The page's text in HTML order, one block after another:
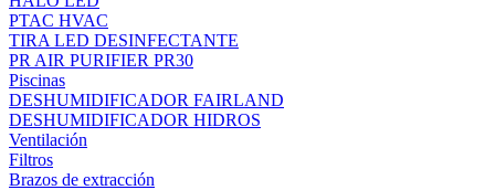
PTAC HVAC
TIRA LED DESINFECTANTE
PR AIR PURIFIER PR30
Piscinas
DESHUMIDIFICADOR FAIRLAND
DESHUMIDIFICADOR HIDROS
Ventilación
Filtros
Brazos de extracción